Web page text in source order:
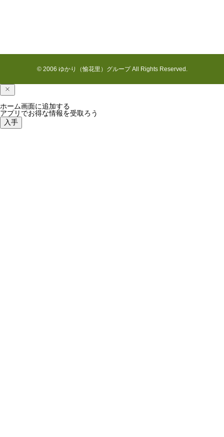
© 2006 ゆかり（愉花里）グループ All Rights Reserved.
ホーム画面に追加する
アプリでお得な情報を受取ろう
入手